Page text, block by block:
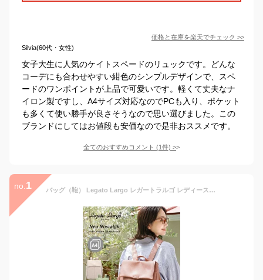
価格と在庫を楽天でチェック >>
Silvia(60代・女性)
女子大生に人気のケイトスペードのリュックです。どんな
コーデにも合わせやすい紺色のシンプルデザインで、スペ
ードのワンポイントが上品で可愛いです。軽くて丈夫なナ
イロン製ですし、A4サイズ対応なのでPCも入り、ポケット
も多くて使い勝手が良さそうなので思い選びました。この
ブランドにしてはお値段も安価なので是非おススメです。
全てのおすすめコメント (1件) >
no. 1 バッグ（鞄） Legato Largo レガートラルゴ レディース ネオノスタルジック リュック 9L A4対応 きれいめ シンプル 通勤 (アクアカルダ 送料無料)